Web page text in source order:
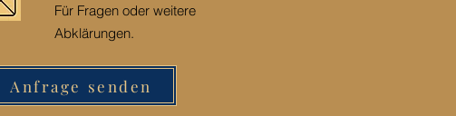
Für Fragen oder weitere
Abklärungen.
Anfrage senden